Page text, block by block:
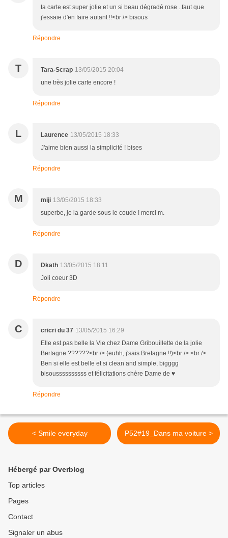
ta carte est super jolie et un si beau dégradé rose ..faut que
j'essaie d'en faire autant !!<br /> bisous
Répondre
T Tara-Scrap 13/05/2015 20:04
une très jolie carte encore !
Répondre
L Laurence 13/05/2015 18:33
J'aime bien aussi la simplicité ! bises
Répondre
M miji 13/05/2015 18:33
superbe, je la garde sous le coude ! merci m.
Répondre
D Dkath 13/05/2015 18:11
Joli coeur 3D
Répondre
C cricri du 37 13/05/2015 16:29
Elle est pas belle la Vie chez Dame Gribouillette de la jolie
Bertagne ??????<br /> (euhh, j'sais Bretagne !!)<br /> <br />
Ben si elle est belle et si clean and simple, bigggg
bisoussssssssss et félicitations chère Dame de ♥
Répondre
< Smile everyday P52#19_Dans ma voiture >
Hébergé par Overblog
Top articles
Pages
Contact
Signaler un abus